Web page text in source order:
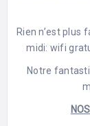
Rien n’est plus
midi: wifi
Notre